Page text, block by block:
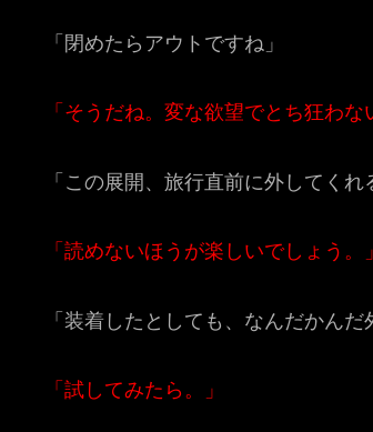
「閉めたらアウトですね」
「そうだね。変な欲望でとち狂わな
「この展開、旅行直前に外してく
「読めないほうが楽しいでしょう。」
「装着したとしても、なんだかん
「試してみたら。」